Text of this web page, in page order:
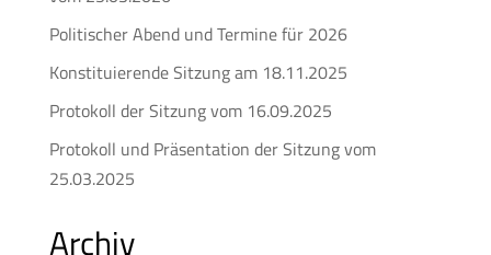
Politischer Abend und Termine für 2026
Konstituierende Sitzung am 18.11.2025
Protokoll der Sitzung vom 16.09.2025
Protokoll und Präsentation der Sitzung vom
25.03.2025
Archiv